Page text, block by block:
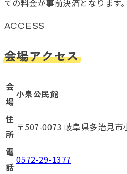
ての料金が事前決済となります。
ACCESS
会場アクセス
会
場
小泉公民館
住
所
〒507-0073 岐阜県多治見市
電
話
0572-29-1377